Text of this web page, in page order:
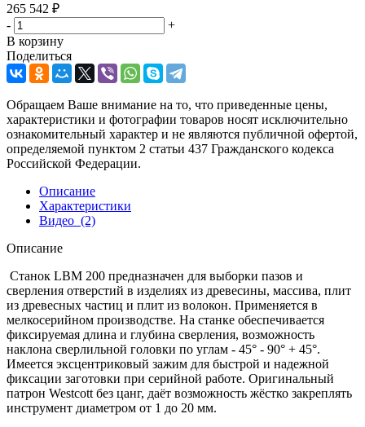
265 542 ₽
-
+
В корзину
Поделиться
Обращаем Ваше внимание на то, что приведенные цены,
характеристики и фотографии товаров носят исключительно
ознакомительный характер и не являются публичной офертой,
определяемой пунктом 2 статьи 437 Гражданского кодекса
Российской Федерации.
Описание
Характеристики
Видео (2)
Описание
Станок LBM 200 предназначен для выборки пазов и
сверления отверстий в изделиях из древесины, массива, плит
из древесных частиц и плит из волокон. Применяется в
мелкосерийном производстве. На станке обеспечивается
фиксируемая длина и глубина сверления, возможность
наклона сверлильной головки по углам - 45° - 90° + 45°.
Имеется эксцентриковый зажим для быстрой и надежной
фиксации заготовки при серийной работе. Оригинальный
патрон Westcott без цанг, даёт возможность жёстко закреплять
инструмент диаметром от 1 до 20 мм.